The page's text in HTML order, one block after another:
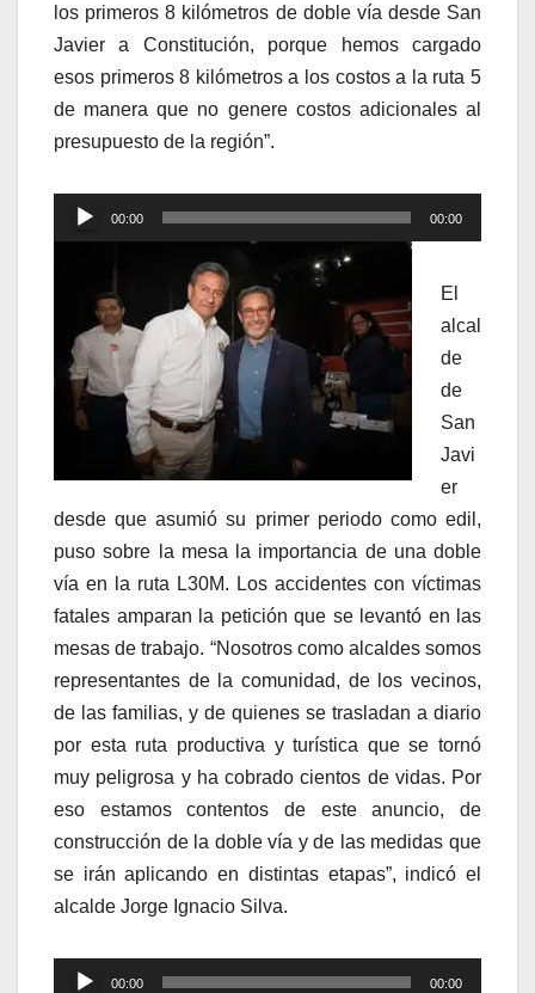
los primeros 8 kilómetros de doble vía desde San
Javier a Constitución, porque hemos cargado
esos primeros 8 kilómetros a los costos a la ruta 5
de manera que no genere costos adicionales al
presupuesto de la región”.
Reproductor
de
00:00 00:00
El
alcal
de
de
San
Javi
er
desde que asumió su primer periodo como edil,
puso sobre la mesa la importancia de una doble
vía en la ruta L30M. Los accidentes con víctimas
fatales amparan la petición que se levantó en las
mesas de trabajo. “Nosotros como alcaldes somos
representantes de la comunidad, de los vecinos,
de las familias, y de quienes se trasladan a diario
por esta ruta productiva y turística que se tornó
muy peligrosa y ha cobrado cientos de vidas. Por
eso estamos contentos de este anuncio, de
construcción de la doble vía y de las medidas que
se irán aplicando en distintas etapas”, indicó el
alcalde Jorge Ignacio Silva.
Reproductor
00:00 00:00